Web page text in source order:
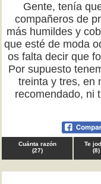
Gente, tenía
compañeros de
más humildes y
que esté de moda
os falta decir que
Por supuesto
treinta y tres, en
recomendado, ni
Cuánta razón
(27)
Te
(8)